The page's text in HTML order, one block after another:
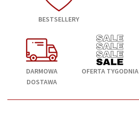
BESTSELLERY
DARMOWA
DOSTAWA
OFERTA TYGODNIA